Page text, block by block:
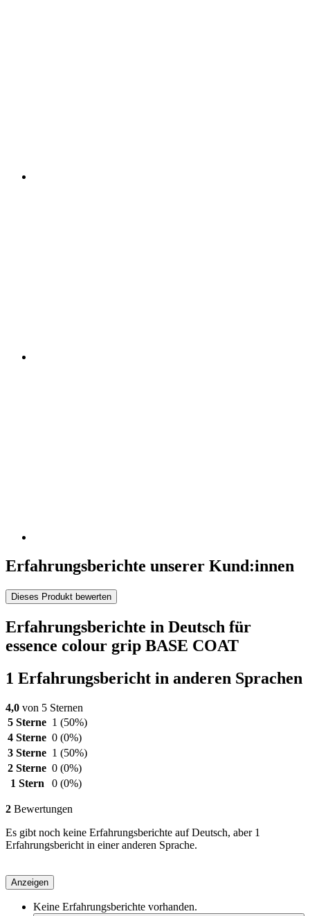
Erfahrungsberichte unserer Kund:innen
Dieses Produkt bewerten
Erfahrungsberichte in Deutsch für
essence colour grip BASE COAT
1 Erfahrungsbericht in anderen Sprachen
4,0 von 5 Sternen
5 Sterne 1 (50%)
4 Sterne 0 (0%)
3 Sterne 1 (50%)
2 Sterne 0 (0%)
1 Stern
0 (0%)
2 Bewertungen
Es gibt noch keine Erfahrungsberichte auf Deutsch, aber 1
Erfahrungsbericht in einer anderen Sprache.
Anzeigen
Keine Erfahrungsberichte vorhanden.